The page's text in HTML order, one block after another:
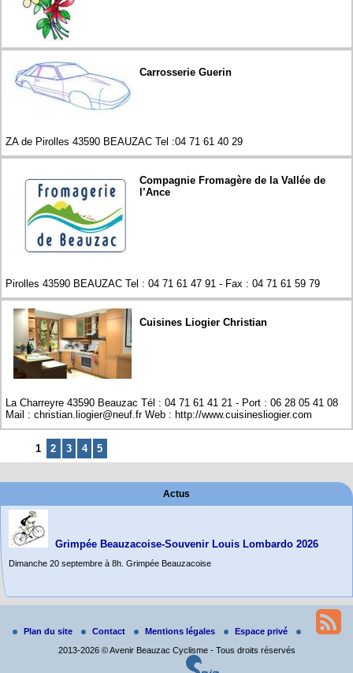
Carrosserie Guerin
ZA de Pirolles 43590 BEAUZAC Tel :04 71 61 40 29
Compagnie Fromagère de la Vallée de
l’Ance
Pirolles 43590 BEAUZAC Tel : 04 71 61 47 91 - Fax : 04 71 61 59 79
Cuisines Liogier Christian
La Charreyre 43590 Beauzac Tél : 04 71 61 41 21 - Port : 06 28 05 41 08
Mail : christian.liogier@neuf.fr Web : http://www.cuisinesliogier.com
1 2 3 4 5
Actus
Grimpée Beauzacoise-Souvenir Louis Lombardo 2026
Dimanche 20 septembre à 8h. Grimpée Beauzacoise
Randonnée itinérante dans l’Aveyron.
Du 19 au 21 juin
Plan du site Contact Mentions légales
Espace privé
2013-2026 © Avenir Beauzac Cyclisme - Tous droits réservés